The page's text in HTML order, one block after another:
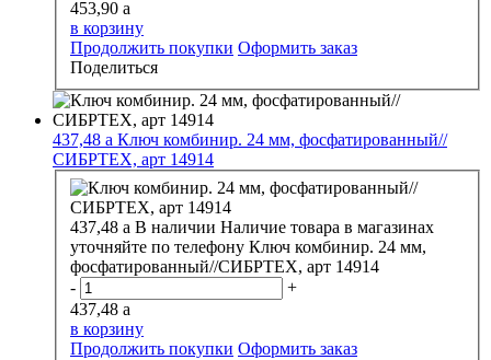
453,90 a
в корзину
Продолжить покупки Оформить заказ
Поделиться
437,48 a Ключ комбинир. 24 мм, фосфатированный//
СИБРТЕХ, арт 14914
437,48 a В наличии Наличие товара в магазинах
уточняйте по телефону Ключ комбинир. 24 мм,
фосфатированный//СИБРТЕХ, арт 14914
-
+
437,48 a
в корзину
Продолжить покупки Оформить заказ